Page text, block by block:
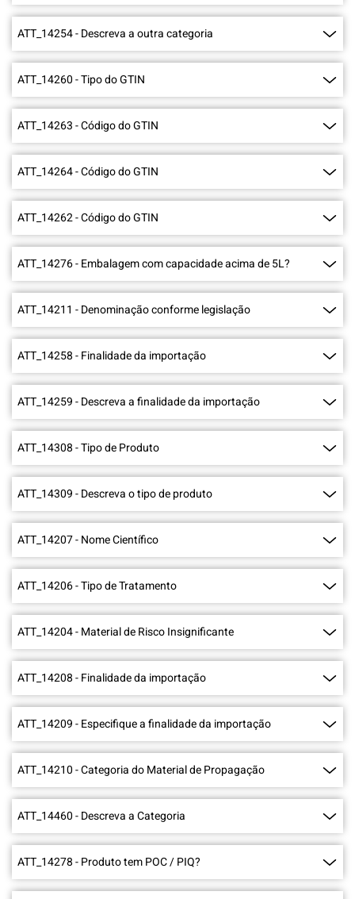
ATT_14254- Descreva a outra categoria
ATT_14260 -Tipo do GTIN
ATT_14263 -Código do GTIN
ATT_14264-Código do GTIN
ATT_14262-Código do GTIN
ATT_14276- Embalagem com capacidade acima de 5L?
ATT_14211 - Denominação conforme legislação
ATT_14258 - Finalidade da importação
ATT_14259 - Descreva a finalidade da importação
ATT_14308 -Tipo de Produto
ATT_14309 - Descreva o tipo de produto
ATT_14207- Nome Científico
ATT_14206-Tipo de Tratamento
ATT_14204- Material de Risco Insignificante
ATT_14208 - Finalidade da importação
ATT_14209 - Especifique a finalidade da importação
ATT_14210 -Categoria do Material de Propagação
ATT_14460 - Descreva a Categoria
ATT_14278 - Produto tem POC / PIQ?